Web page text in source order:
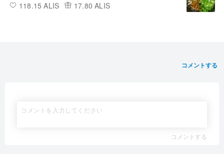
118.15 ALIS 17.80 ALIS
コメントする
コメントする